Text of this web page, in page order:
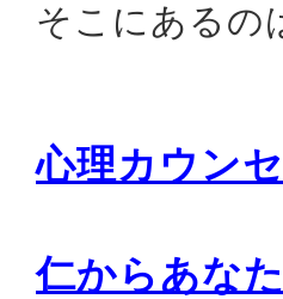
そこにあるの
心理カウン
仁からあな